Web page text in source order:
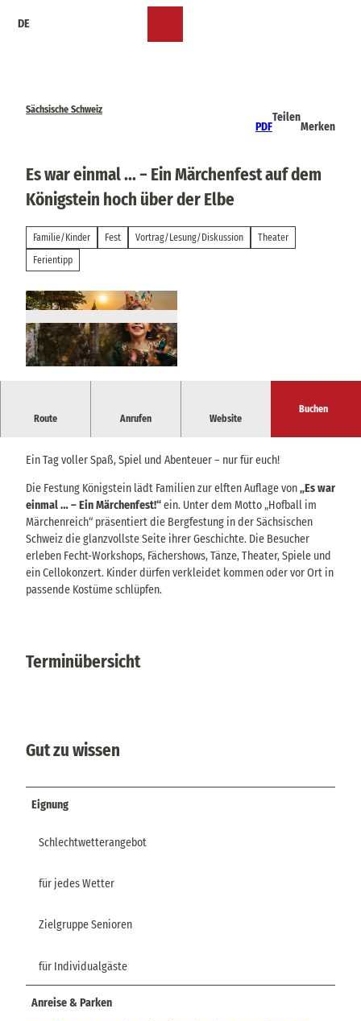
DE
Sächsische Schweiz
PDF
Teilen
Merken
Es war einmal ... − Ein Märchenfest auf dem
Königstein hoch über der Elbe
Familie/Kinder Fest Vortrag/Lesung/Diskussion
Theater
Ferientipp
Route Anrufen Website
Buchen
Ein Tag voller magischer Welten und zauberhafter Geschichten
Ein Tag voller Spaß, Spiel und Abenteuer – nur für euch!
Die Festung Königstein lädt Familien zur elften Auflage von„Es war
einmal … – Ein Märchenfest!“ein. Unter dem Motto „Hofball im
Märchenreich“ präsentiert die Bergfestung in der Sächsischen
Schweiz die glanzvollste Seite ihrer Geschichte. Die Besucher
erleben Fecht-Workshops, Fächershows, Tänze, Theater, Spiele und
ein Cellokonzert. Kinder dürfen verkleidet kommen oder vor Ort in
passende Kostüme schlüpfen.
Terminübersicht
Gut zu wissen
Eignung
Schlechtwetterangebot
für jedes Wetter
Zielgruppe Senioren
für Individualgäste
Anreise & Parken